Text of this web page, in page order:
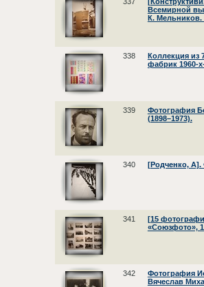
Всемирной
К. Мельников.
338
Коллекция из
фабрик 1960-х-
339
Фотография
(1898–1973).
340 [Родченко, А].
341
[15
«Союзфото»,
342
Фотография
Вячеслав